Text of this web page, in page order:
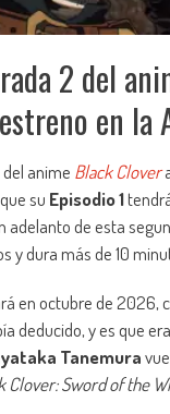
2 del
en la
anime Black Clover
su Episodio 1
de esta
y dura más de 10
en octubre de
deducido, y es que
Tanemura
Clover: Sword of the